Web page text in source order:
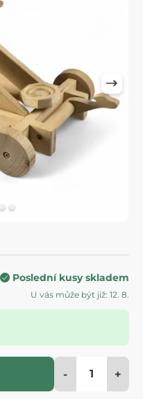
Poslední kusy skladem
U vás může být již: 12. 8.
- +